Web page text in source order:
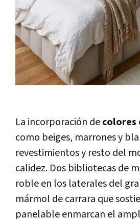
La incorporación decolores
como beiges, marrones y
revestimientos y resto del
calidez. Dos bibliotecas de
roble en los laterales del
mármol de carrara que
panelable enmarcan el